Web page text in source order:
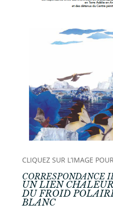
CLIQUEZ SUR L’IMAGE
CORRESPONDANCE
UN LIEN
DU FROID
BLANC